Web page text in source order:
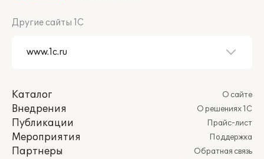
Другие сайты 1С
Каталог
Внедрения
Публикации
Мероприятия
Партнеры
О сайте
О решениях 1С
Прайс-лист
Поддержка
Обратная связь